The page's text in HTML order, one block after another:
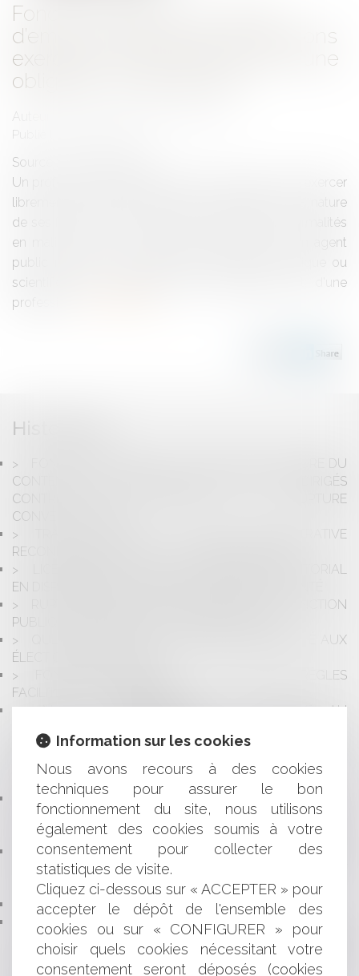
Fonction publique : le cumul
d’emplois imposé par les fonctions
exercées ne peut faire l’objet d’une
obligation de déclaration
Auteur : VARRON CHARRIER Capucine
Publié le :
Source :
Un professeur des universités en droit public peut exercer
librement une profession libérale découlant de la nature
de ses fonctions et n'a pas à se soumettre aux formalités
en matière de cumul d'activités. L’exercice par un agent
public membre du personnel enseignant, technique ou
scientifique des établissements d'enseignement, d'une
professio...
Historique
FONCTION PUBLIQUE : QUELLE EST LA NATURE DU
CONTENTIEUX APPLICABLE AUX RECOURS DIRIGÉS
CONTRE UNE CONVENTION DE RUPTURE
CONVENTIONNELLE ?
TRAVAIL DE NUIT : LA JUSTICE ADMINISTRATIVE
RECONNAÎT LE LIEN AVEC LE CANCER DU SEIN
LICENCIEMENT D’UN FONCTIONNAIRE TERRITORIAL
EN DISPONIBILITÉ D’OFFICE POUR RAISON DE SANTÉ
RUPTURE CONVENTIONNELLE DANS LA FONCTION
PUBLIQUE TERRITORIALE : LA PÉRENNISATION
QUELLES SONT LES CONDITIONS D'ÉLIGIBILITÉ AUX
ÉLECTIONS MUNICIPALES ?
FONCTION PUBLIQUE : DE NOUVELLES RÈGLES
FACILITENT LA DISPONIBILITÉ
MALADIE PROFESSIONNELLE IMPUTABLE AU
EXTRAPATRIMONIAUX N’IMPLIQUE PAS DE NOUVELLE
APPRÉCIATION DU LIEN ENTRE LA MALADIE ET LE
SERVICE
LES MILITAIRES DOIVENT ÊTRE INFORMÉS DE LEUR
DROIT AU SILENCE EN CAS DE PROCÉDURE
DISCIPLINAIRE
FONCTION PUBLIQUE : UN ACCIDENT SURVENU
DANS LE GARAGE D’UN IMMEUBLE EST UN ACCIDENT
DE TRAJET
ENFIN LA MORT DE L'ETAT HYBRIDE ?
ACCOMPAGNEMENT DES AGENTS PUBLICS MIS EN
CAUSE AU TITRE DE LA RESPONSABILITÉ FINANCIÈRE
DES GESTIONNAIRES PUBLICS – LA SOLUTION
Information sur les cookies
Nous avons recours à des cookies
techniques pour assurer le bon
fonctionnement du site, nous utilisons
également des cookies soumis à votre
consentement pour collecter des
statistiques de visite.
Cliquez ci-dessous sur « ACCEPTER » pour
accepter le dépôt de l'ensemble des
cookies ou sur « CONFIGURER » pour
choisir quels cookies nécessitant votre
consentement seront déposés (cookies